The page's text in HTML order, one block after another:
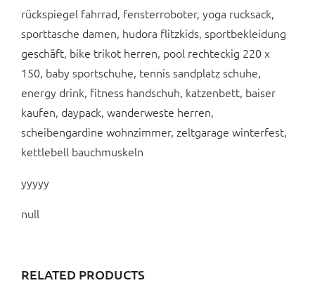
rückspiegel fahrrad, fensterroboter, yoga rucksack,
sporttasche damen, hudora flitzkids, sportbekleidung
geschäft, bike trikot herren, pool rechteckig 220 x
150, baby sportschuhe, tennis sandplatz schuhe,
energy drink, fitness handschuh, katzenbett, baiser
kaufen, daypack, wanderweste herren,
scheibengardine wohnzimmer, zeltgarage winterfest,
kettlebell bauchmuskeln
yyyyy
null
RELATED PRODUCTS